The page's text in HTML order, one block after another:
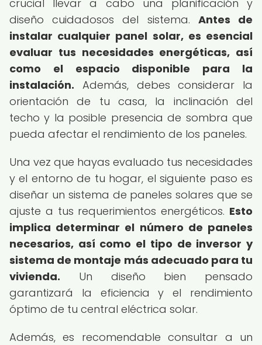
crucial llevar a cabo una planificación y
diseño cuidadosos del sistema. Antes de
instalar cualquier panel solar, es esencial
evaluar tus necesidades energéticas, así
como el espacio disponible para la
instalación. Además, debes considerar la
orientación de tu casa, la inclinación del
techo y la posible presencia de sombra que
pueda afectar el rendimiento de los paneles.
Una vez que hayas evaluado tus necesidades
y el entorno de tu hogar, el siguiente paso es
diseñar un sistema de paneles solares que se
ajuste a tus requerimientos energéticos. Esto
implica determinar el número de paneles
necesarios, así como el tipo de inversor y
sistema de montaje más adecuado para tu
vivienda. Un diseño bien pensado
garantizará la eficiencia y el rendimiento
óptimo de tu central eléctrica solar.
Además, es recomendable consultar a un